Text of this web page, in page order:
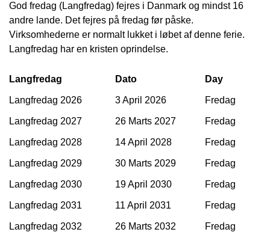
God fredag (Langfredag) fejres i Danmark og mindst 16
andre lande. Det fejres på fredag før påske.
Virksomhederne er normalt lukket i løbet af denne ferie.
Langfredag har en kristen oprindelse.
Langfredag Dato Day
Langfredag 2026 3 April 2026 Fredag
Langfredag 2027 26 Marts 2027 Fredag
Langfredag 2028 14 April 2028 Fredag
Langfredag 2029 30 Marts 2029 Fredag
Langfredag 2030 19 April 2030 Fredag
Langfredag 2031 11 April 2031 Fredag
Langfredag 2032 26 Marts 2032 Fredag